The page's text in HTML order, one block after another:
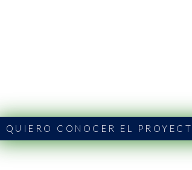
QUIERO CONOCER EL